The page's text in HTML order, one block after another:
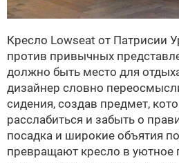
Кресло Lowseat от Патрисии
против привычных
должно быть место для
дизайнер словно
сидения, создав предмет,
расслабиться и забыть о
посадка и широкие объятия
превращают кресло в уютное